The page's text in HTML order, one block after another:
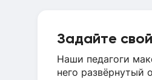
Задайте
Наши педагоги
него развёрнутый